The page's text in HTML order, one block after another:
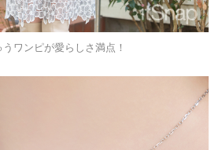
ワンピが愛らしさ満点！